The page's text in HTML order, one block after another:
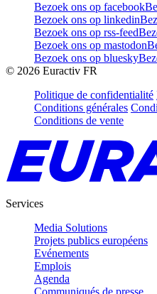
Bezoek ons op facebook
Bezoek ons op linkedin
Bezoek ons op rss-feed
Bezoek ons op mastodon
Bezoek ons op bluesky
© 2026 Euractiv FR
Politique de confidentialité
Conditions générales
Conditions de vente
Services
Media Solutions
Projets publics européens
Evénements
Emplois
Agenda